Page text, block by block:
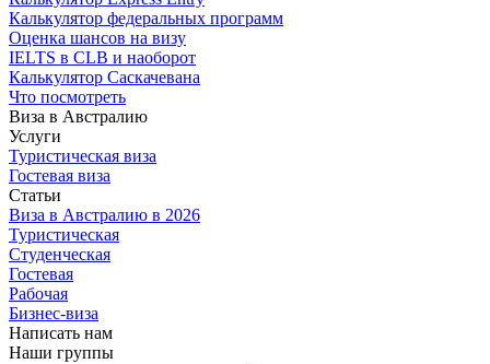
Калькулятор федеральных программ
Оценка шансов на визу
IELTS в CLB и наоборот
Калькулятор Саскачевана
Что посмотреть
Виза в Австралию
Услуги
Туристическая виза
Гостевая виза
Статьи
Виза в Австралию в 2026
Туристическая
Студенческая
Гостевая
Рабочая
Бизнес-виза
Написать нам
Наши группы